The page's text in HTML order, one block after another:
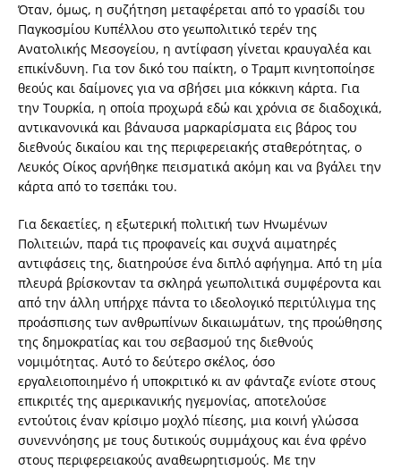
Όταν, όμως, η συζήτηση μεταφέρεται από το γρασίδι του
Παγκοσμίου Κυπέλλου στο γεωπολιτικό τερέν της
Ανατολικής Μεσογείου, η αντίφαση γίνεται κραυγαλέα και
επικίνδυνη. Για τον δικό του παίκτη, ο Τραμπ κινητοποίησε
θεούς και δαίμονες για να σβήσει μια κόκκινη κάρτα. Για
την Τουρκία, η οποία προχωρά εδώ και χρόνια σε διαδοχικά,
αντικανονικά και βάναυσα μαρκαρίσματα εις βάρος του
διεθνούς δικαίου και της περιφερειακής σταθερότητας, ο
Λευκός Οίκος αρνήθηκε πεισματικά ακόμη και να βγάλει την
κάρτα από το τσεπάκι του.
Για δεκαετίες, η εξωτερική πολιτική των Ηνωμένων
Πολιτειών, παρά τις προφανείς και συχνά αιματηρές
αντιφάσεις της, διατηρούσε ένα διπλό αφήγημα. Από τη μία
πλευρά βρίσκονταν τα σκληρά γεωπολιτικά συμφέροντα και
από την άλλη υπήρχε πάντα το ιδεολογικό περιτύλιγμα της
προάσπισης των ανθρωπίνων δικαιωμάτων, της προώθησης
της δημοκρατίας και του σεβασμού της διεθνούς
νομιμότητας. Αυτό το δεύτερο σκέλος, όσο
εργαλειοποιημένο ή υποκριτικό κι αν φάνταζε ενίοτε στους
επικριτές της αμερικανικής ηγεμονίας, αποτελούσε
εντούτοις έναν κρίσιμο μοχλό πίεσης, μια κοινή γλώσσα
συνεννόησης με τους δυτικούς συμμάχους και ένα φρένο
στους περιφερειακούς αναθεωρητισμούς. Με την